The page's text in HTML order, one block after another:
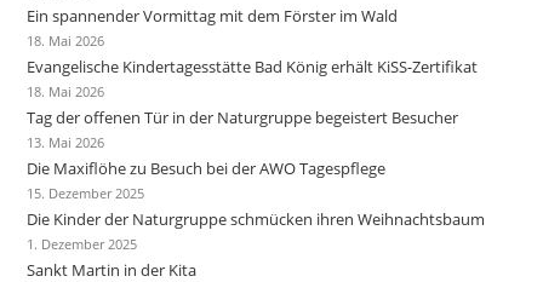
Ein spannender Vormittag mit dem Förster im Wald
18. Mai 2026
Evangelische Kindertagesstätte Bad König erhält KiSS-Zertifikat
18. Mai 2026
Tag der offenen Tür in der Naturgruppe begeistert Besucher
13. Mai 2026
Die Maxiflöhe zu Besuch bei der AWO Tagespflege
15. Dezember 2025
Die Kinder der Naturgruppe schmücken ihren Weihnachtsbaum
1. Dezember 2025
Sankt Martin in der Kita